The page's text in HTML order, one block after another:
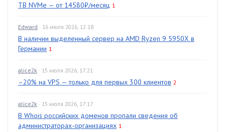
TB NVMe — от 14580₽/месяц 1
Edward · 16 июля 2026, 12:18
В наличии выделенный сервер на AMD Ryzen 9 5950X в
Германии 1
alice2k · 15 июля 2026, 17:21
–20% на VPS — только для первых 300 клиентов 2
alice2k · 15 июля 2026, 17:17
В Whois российских доменов пропали сведения об
администраторах-организациях 1